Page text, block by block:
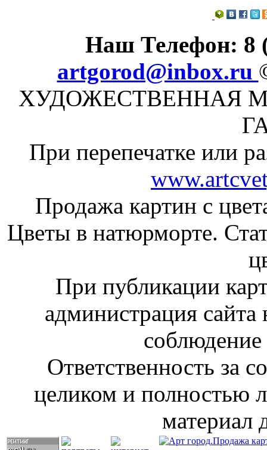
Наш Телефон: 8
artgorod@inbox.ru
ХУДОЖЕСТВЕННАЯ
При перепечатке или
Продажа картин с
Цветы в натюрморте.
При публикации
администрация сайта
соблюдение
Ответственность за
целиком и полностью
материал